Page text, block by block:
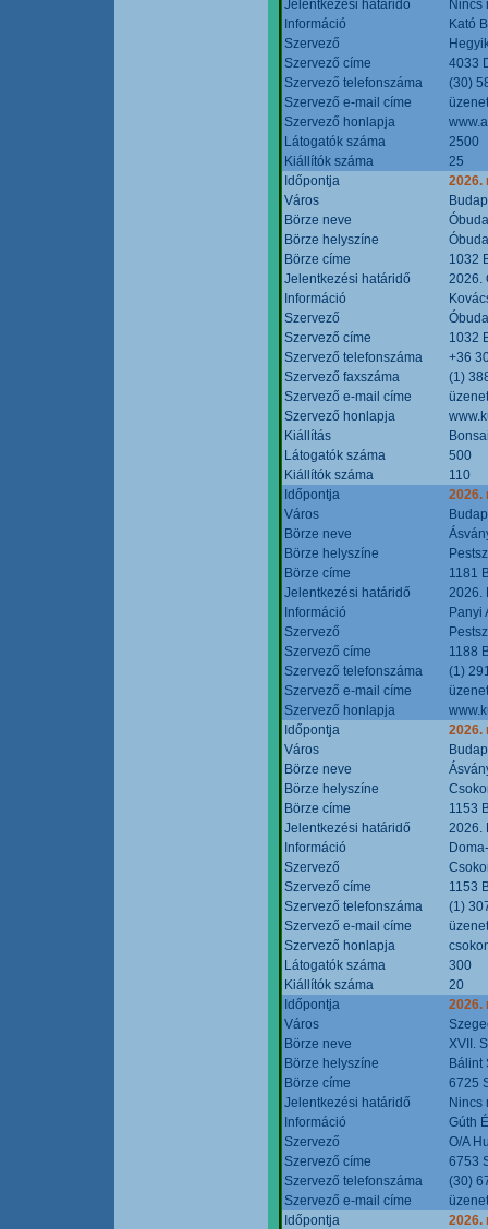
Jelentkezési határidő
Nincs
Információ
Kató
Szervező
Szervező címe
4033
Szervező telefonszáma
(30)
Szervező e-mail címe
Szervező honlapja
Látogatók száma
2500
Kiállítók száma
25
Időpontja
2026.
Város
Börze neve
Börze helyszíne
Börze címe
1032
Jelentkezési határidő
2026.
Információ
Szervező
Szervező címe
1032
Szervező telefonszáma
+36
Szervező faxszáma
(1)
Szervező e-mail címe
Szervező honlapja
Kiállítás
Látogatók száma
500
Kiállítók száma
110
Időpontja
2026.
Város
Börze neve
Börze helyszíne
Börze címe
1181
Jelentkezési határidő
2026.
Információ
Panyi
Szervező
Szervező címe
1188
Szervező telefonszáma
(1)
Szervező e-mail címe
Szervező honlapja
Időpontja
2026.
Város
Börze neve
Börze helyszíne
Börze címe
1153
Jelentkezési határidő
2026.
Információ
Szervező
Szervező címe
1153
Szervező telefonszáma
(1)
Szervező e-mail címe
Szervező honlapja
Látogatók száma
300
Kiállítók száma
20
Időpontja
2026.
Város
Börze neve
XVII.
Börze helyszíne
Bálint
Börze címe
6725
Jelentkezési határidő
Nincs
Információ
Gúth
Szervező
O/A
Szervező címe
6753
Szervező telefonszáma
(30)
Szervező e-mail címe
Időpontja
2026.